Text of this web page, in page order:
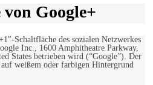
Google+
Schaltfläche des sozialen Netzwerkes
Inc., 1600 Amphitheatre Parkway,
States betrieben wird (“Google”). Der
weißem oder farbigen Hintergrund